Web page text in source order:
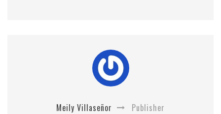
Meily Villaseñor Publisher